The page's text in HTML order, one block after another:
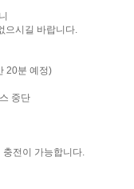
으시길 바랍니다.
20분 예정)
중단
전이 가능합니다.